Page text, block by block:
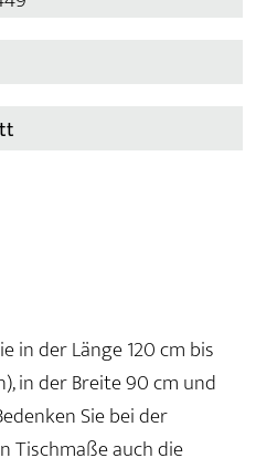
in der Länge 120 cm bis
in der Breite 90 cm und
Sie bei der
Tischmaße auch die